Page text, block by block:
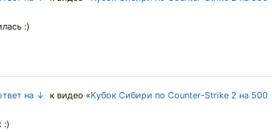
:)
на ↓ к видео «Кубок Сибири по Counter-Strike 2 на 500
:)